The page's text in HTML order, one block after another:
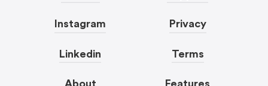
Instagram
Linkedin
About
Privacy
Terms
Features